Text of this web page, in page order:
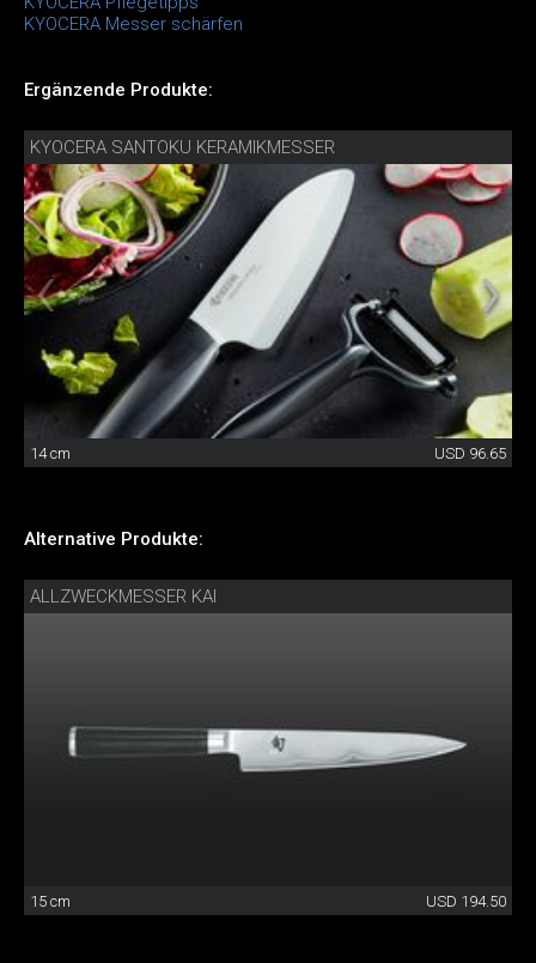
KYOCERA Messer schärfen
Ergänzende Produkte:
KYOCERA SANTOKU KERAMIKMESSER
14 cm USD 96.65
Alternative Produkte:
ALLZWECKMESSER KAI
15 cm USD 194.50